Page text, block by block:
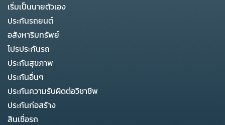
เริ่มเป็นนายตัวเอง
ประกันรถยนต์
อสังหาริมทรัพย์
โปรประกันรถ
ประกันสุขภาพ
ประกันอื่นๆ
ประกันความรับผิดต่อวิชาชีพ
ประกันก่อสร้าง
สินเชื่อรถ